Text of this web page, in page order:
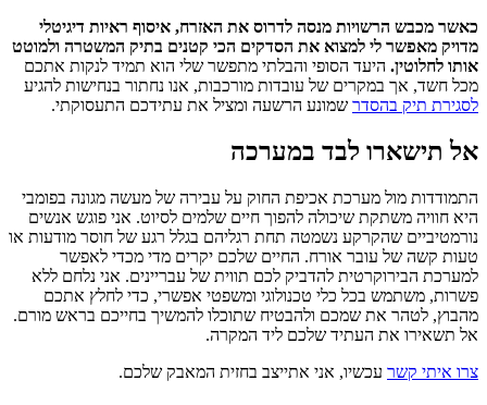
כאשר מכבש הרשויות מנסה לדרוס את האזרח, איסוף ראיות דיגיטלי
מדויק מאפשר לי למצוא את הסדקים הכי קטנים בתיק המשטרה ולמוטט
אותו לחלוטין. היעד הסופי והבלתי מתפשר שלי הוא תמיד לנקות אתכם
מכל חשד, אך במקרים של עובדות מורכבות, אנו נחתור בנחישות להגיע
לסגירת תיק בהסדר שמונע הרשעה ומציל את עתידכם התעסוקתי.
אל תישארו לבד במערכה
התמודדות מול מערכת אכיפת החוק על עבירה של מעשה מגונה בפומבי
היא חוויה משתקת שיכולה להפוך חיים שלמים לסיוט. אני פוגש אנשים
נורמטיביים שהקרקע נשמטה תחת רגליהם בגלל רגע של חוסר מודעות או
טעות קשה של עובר אורח. החיים שלכם יקרים מדי מכדי לאפשר
למערכת הבירוקרטית להדביק לכם תווית של עבריינים. אני נלחם ללא
פשרות, משתמש בכל כלי טכנולוגי ומשפטי אפשרי, כדי לחלץ אתכם
מהבוץ, לטהר את שמכם ולהבטיח שתוכלו להמשיך בחייכם בראש מורם.
אל תשאירו את העתיד שלכם ליד המקרה.
צרו איתי קשר עכשיו, אני אתייצב בחזית המאבק שלכם.